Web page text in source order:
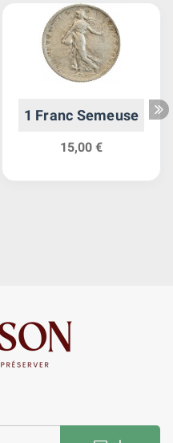
1 Franc Semeuse
15,00 €